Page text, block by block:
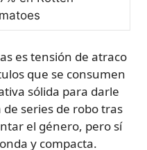
es tensión de atraco
que se consumen
sólida para darle
series de robo tras
el género, pero sí
y compacta.